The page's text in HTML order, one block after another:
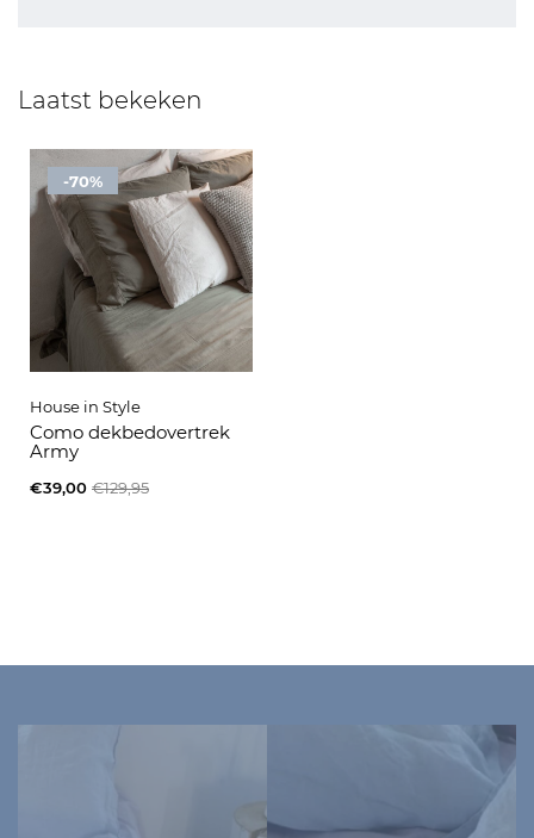
Laatst bekeken
-70%
House in Style
Como dekbedovertrek
Army
€39,00 €129,95